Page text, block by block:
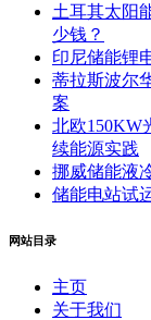
土耳其太阳
少钱？
印尼储能锂
蒂拉斯波尔
案
北欧150KW
续能源实践
挪威储能液
储能电站试
网站目录
主页
关于我们